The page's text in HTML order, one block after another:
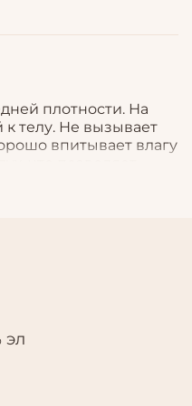
плотности. На
телу. Не вызывает
впитывает влагу
одежду. Он
эл